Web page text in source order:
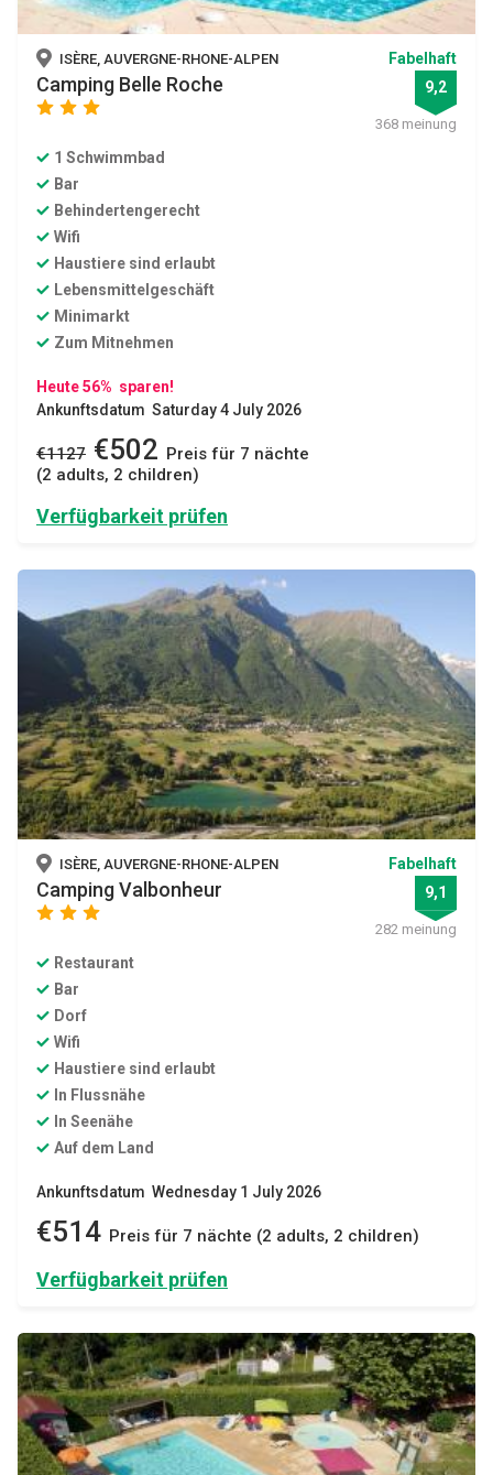
ISÈRE, AUVERGNE-RHONE-ALPEN
Camping Belle Roche
star star
Fabelhaft
9,2
368 meinung
1 Schwimmbad
Bar
Behindertengerecht
Wifi
Haustiere sind erlaubt
Lebensmittelgeschäft
Minimarkt
Zum Mitnehmen
Heute 56% sparen!
Ankunftsdatum Saturday 4 July 2026
€1127 €502 Preis für 7 nächte
(2 adults, 2 children)
Verfügbarkeit prüfen
ISÈRE, AUVERGNE-RHONE-ALPEN
Camping Valbonheur
star star
Fabelhaft
9,1
282 meinung
Restaurant
Bar
Dorf
Wifi
Haustiere sind erlaubt
In Flussnähe
In Seenähe
Auf dem Land
Ankunftsdatum Wednesday 1 July 2026
€514 Preis für 7 nächte (2 adults, 2 children)
Verfügbarkeit prüfen